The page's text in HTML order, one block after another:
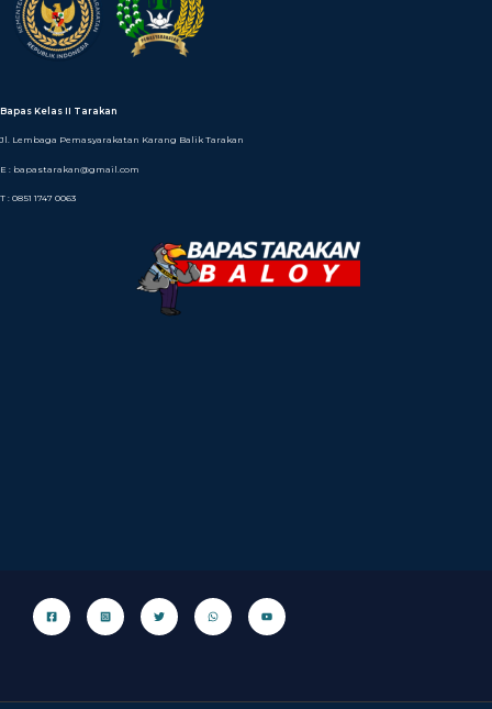
Bapas Kelas II Tarakan
Jl. Lembaga Pemasyarakatan Karang Balik Tarakan
E : bapastarakan@gmail.com
T : 0851 1747 0063